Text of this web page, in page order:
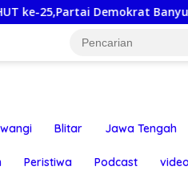
Banyuwangi Ajak
Blitar Jawa Tengah
Peristiwa Podcast video